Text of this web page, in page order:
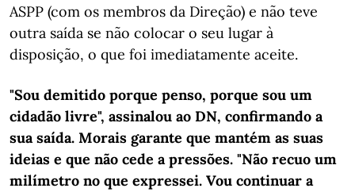
ASPP (com os membros da Direção) e não teve
outra saída se não colocar o seu lugar à
disposição, o que foi imediatamente aceite.
"Sou demitido porque penso, porque sou um
cidadão livre", assinalou ao DN, confirmando a
sua saída. Morais garante que mantém as suas
ideias e que não cede a pressões. "Não recuo um
milímetro no que expressei. Vou continuar a